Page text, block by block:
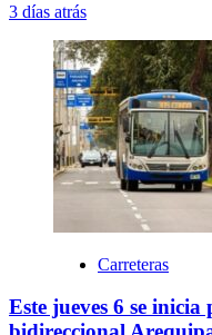
3 días atrás
Carreteras
Este jueves 6 se